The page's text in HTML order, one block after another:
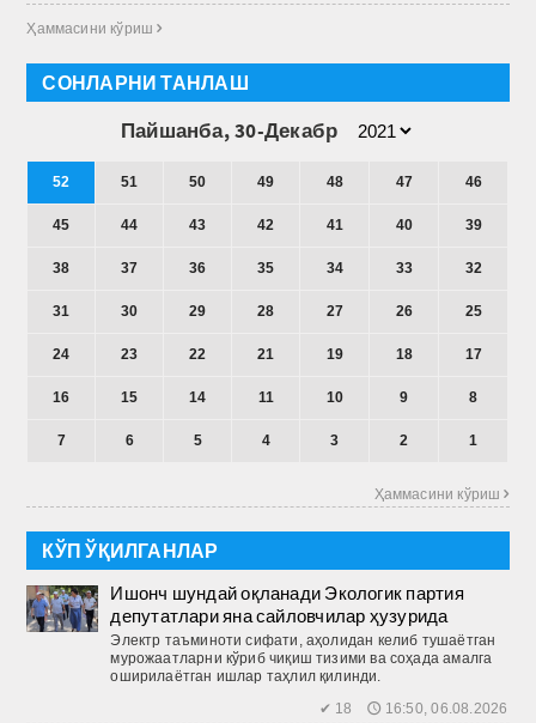
Ҳаммасини кўриш 
СОНЛАРНИ ТАНЛАШ
Пайшанба, 30-Декабр
52 51 50 49 48 47 46
45 44 43 42 41 40 39
38 37 36 35 34 33 32
31 30 29 28 27 26 25
24 23 22 21 19 18 17
16 15 14 11 10 9 8
7 6 5 4 3 2 1
Ҳаммасини кўриш 
КЎП ЎҚИЛГАНЛАР
Ишонч шундай оқланади Экологик партия
депутатлари яна сайловчилар ҳузурида
Электр таъминоти сифати, аҳолидан келиб тушаётган
мурожаатларни кўриб чиқиш тизими ва соҳада амалга
оширилаётган ишлар таҳлил қилинди.
✔ 18 🕔 16:50, 06.08.2026